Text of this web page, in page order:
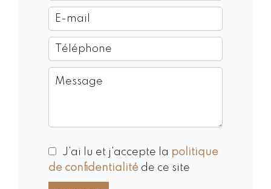
J’ai lu et j'accepte la politique
de confidentialité de ce site